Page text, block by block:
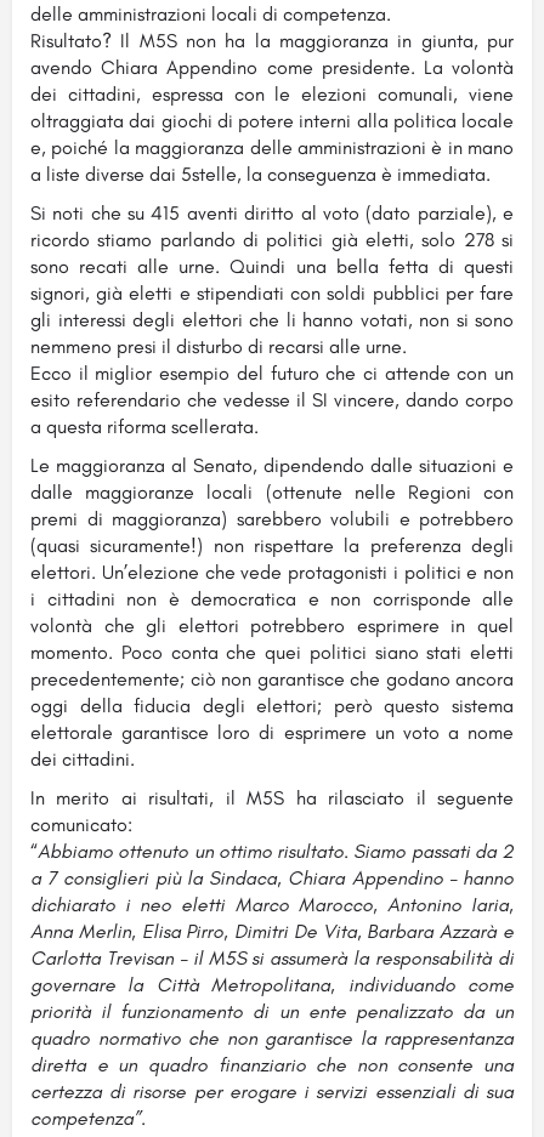
delle amministrazioni locali di competenza.
Risultato? Il M5S non ha la maggioranza in giunta, pur
avendo Chiara Appendino come presidente. La volontà
dei cittadini, espressa con le elezioni comunali, viene
oltraggiata dai giochi di potere interni alla politica locale
e, poiché la maggioranza delle amministrazioni è in mano
a liste diverse dai 5stelle, la conseguenza è immediata.
Si noti che su 415 aventi diritto al voto (dato parziale), e
ricordo stiamo parlando di politici già eletti, solo 278 si
sono recati alle urne. Quindi una bella fetta di questi
signori, già eletti e stipendiati con soldi pubblici per fare
gli interessi degli elettori che li hanno votati, non si sono
nemmeno presi il disturbo di recarsi alle urne.
Ecco il miglior esempio del futuro che ci attende con un
esito referendario che vedesse il SI vincere, dando corpo
a questa riforma scellerata.
Le maggioranza al Senato, dipendendo dalle situazioni e
dalle maggioranze locali (ottenute nelle Regioni con
premi di maggioranza) sarebbero volubili e potrebbero
(quasi sicuramente!) non rispettare la preferenza degli
elettori. Un’elezione che vede protagonisti i politici e non
i cittadini non è democratica e non corrisponde alle
volontà che gli elettori potrebbero esprimere in quel
momento. Poco conta che quei politici siano stati eletti
precedentemente; ciò non garantisce che godano ancora
oggi della fiducia degli elettori; però questo sistema
elettorale garantisce loro di esprimere un voto a nome
dei cittadini.
In merito ai risultati, il M5S ha rilasciato il seguente
comunicato:
“Abbiamo ottenuto un ottimo risultato. Siamo passati da 2
a 7 consiglieri più la Sindaca, Chiara Appendino – hanno
dichiarato i neo eletti Marco Marocco, Antonino Iaria,
Anna Merlin, Elisa Pirro, Dimitri De Vita, Barbara Azzarà e
Carlotta Trevisan – il M5S si assumerà la responsabilità di
governare la Città Metropolitana, individuando come
priorità il funzionamento di un ente penalizzato da un
quadro normativo che non garantisce la rappresentanza
diretta e un quadro finanziario che non consente una
certezza di risorse per erogare i servizi essenziali di sua
competenza”.